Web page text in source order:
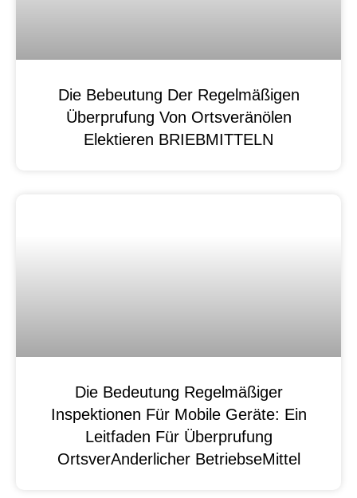
Die Bebeutung Der Regelmäßigen
Überprufung Von Ortsveränölen
Elektieren BRIEBMITTELN
Die Bedeutung Regelmäßiger
Inspektionen Für Mobile Geräte: Ein
Leitfaden Für Überprufung
OrtsverAnderlicher BetriebseMittel